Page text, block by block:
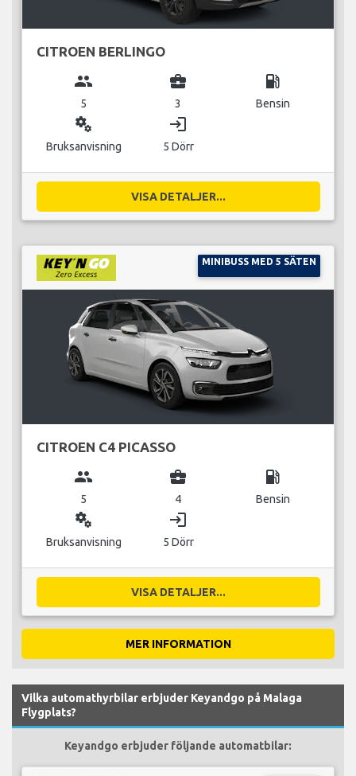
CITROEN BERLINGO
group
5
business_center
3
local_gas_station
Bensin
miscellaneous_services
Bruksanvisning
login
5 Dörr
VISA DETALJER...
MINIBUSS MED 5 SÄTEN
CITROEN C4 PICASSO
group
5
business_center
4
local_gas_station
Bensin
miscellaneous_services
Bruksanvisning
login
5 Dörr
VISA DETALJER...
MER INFORMATION
Vilka automathyrbilar erbjuder Keyandgo på Malaga
Flygplats?
Keyandgo erbjuder följande automatbilar: